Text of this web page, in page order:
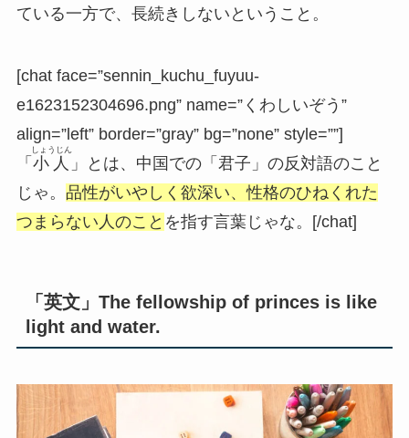
ている一方で、長続きしない ということ。
[chat face=”sennin_kuchu_fuyuu-
e1623152304696.png” name=”くわしいぞう”
align=”left” border=”gray” bg=”none” style=””]
「 小人
しょうじん
」とは、中国での「君子」の反対語のこと
じゃ。 品性がいやしく欲深い、性格のひねくれた
つまらない人のこと を指す言葉じゃな。[/chat]
「英文」The fellowship of princes is like
light and water.